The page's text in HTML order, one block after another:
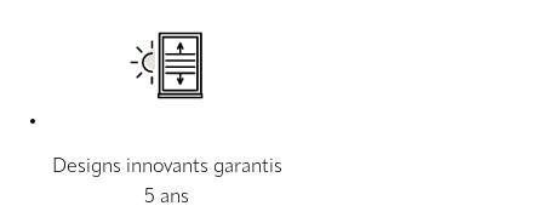
Designs innovants garantis
5 ans